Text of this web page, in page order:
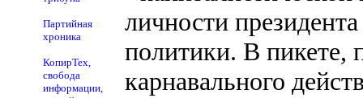
Партийная
хроника
КопирТех,
свобода
информации,
личности
политики. В пикете,
карнавального